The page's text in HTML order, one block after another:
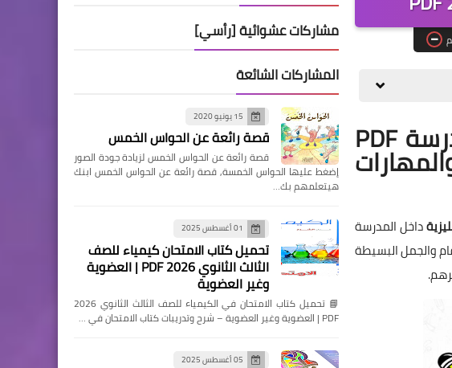
تحميل كورس تأسيس اللغة الإنجليزية للأطفال قبل المدرسة PDF
داخل المدرسة
والجمل البسيطة
مشاركات عشوائية [رأسي]
المشاركات الشائعة
15 يونيو 2020
قصة رائعة عن الحواس الخمس
قصة رائعة عن الحواس الخمس لزيادة جودة الصور
إضغط عليها الحواس الخمسة, قصة رائعة عن الحواس الخمس ابنك
هيتعلمهم بك…
01 أغسطس 2025
تحميل كتاب الامتحان كيمياء للصف
الثالث الثانوي 2026 PDF | العضوية
وغير العضوية
📘 تحميل كتاب الامتحان في الكيمياء للصف الثالث الثانوي 2026
PDF | العضوية وغير العضوية – شرح وتدريبات كتاب الامتحان في …
05 أغسطس 2025